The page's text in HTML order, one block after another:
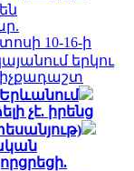
10-16-ի
երկու
չէ. իրենց